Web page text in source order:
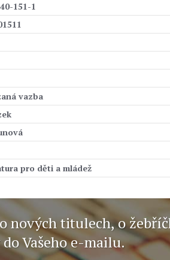
151-1
vazba
pro děti a mládež
nových titulech, o
Vašeho e-mailu.